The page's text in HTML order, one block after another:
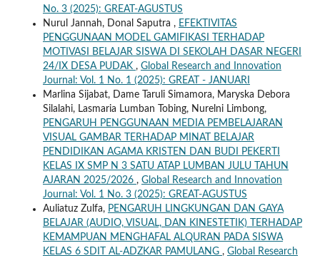
No. 3 (2025): GREAT-AGUSTUS
Nurul Jannah, Donal Saputra , EFEKTIVITAS
PENGGUNAAN MODEL GAMIFIKASI TERHADAP
MOTIVASI BELAJAR SISWA DI SEKOLAH DASAR NEGERI
24/IX DESA PUDAK , Global Research and Innovation
Journal: Vol. 1 No. 1 (2025): GREAT - JANUARI
Marlina Sijabat, Dame Taruli Simamora, Maryska Debora
Silalahi, Lasmaria Lumban Tobing, Nurelni Limbong,
PENGARUH PENGGUNAAN MEDIA PEMBELAJARAN
VISUAL GAMBAR TERHADAP MINAT BELAJAR
PENDIDIKAN AGAMA KRISTEN DAN BUDI PEKERTI
KELAS IX SMP N 3 SATU ATAP LUMBAN JULU TAHUN
AJARAN 2025/2026 , Global Research and Innovation
Journal: Vol. 1 No. 3 (2025): GREAT-AGUSTUS
Auliatuz Zulfa, PENGARUH LINGKUNGAN DAN GAYA
BELAJAR (AUDIO, VISUAL, DAN KINESTETIK) TERHADAP
KEMAMPUAN MENGHAFAL ALQURAN PADA SISWA
KELAS 6 SDIT AL-ADZKAR PAMULANG , Global Research